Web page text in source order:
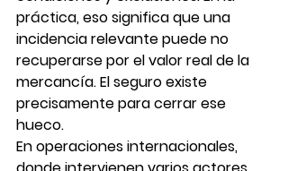
práctica, eso significa que una
incidencia relevante puede no
recuperarse por el valor real de la
mercancía. El seguro existe
precisamente para cerrar ese
hueco.
En operaciones internacionales,